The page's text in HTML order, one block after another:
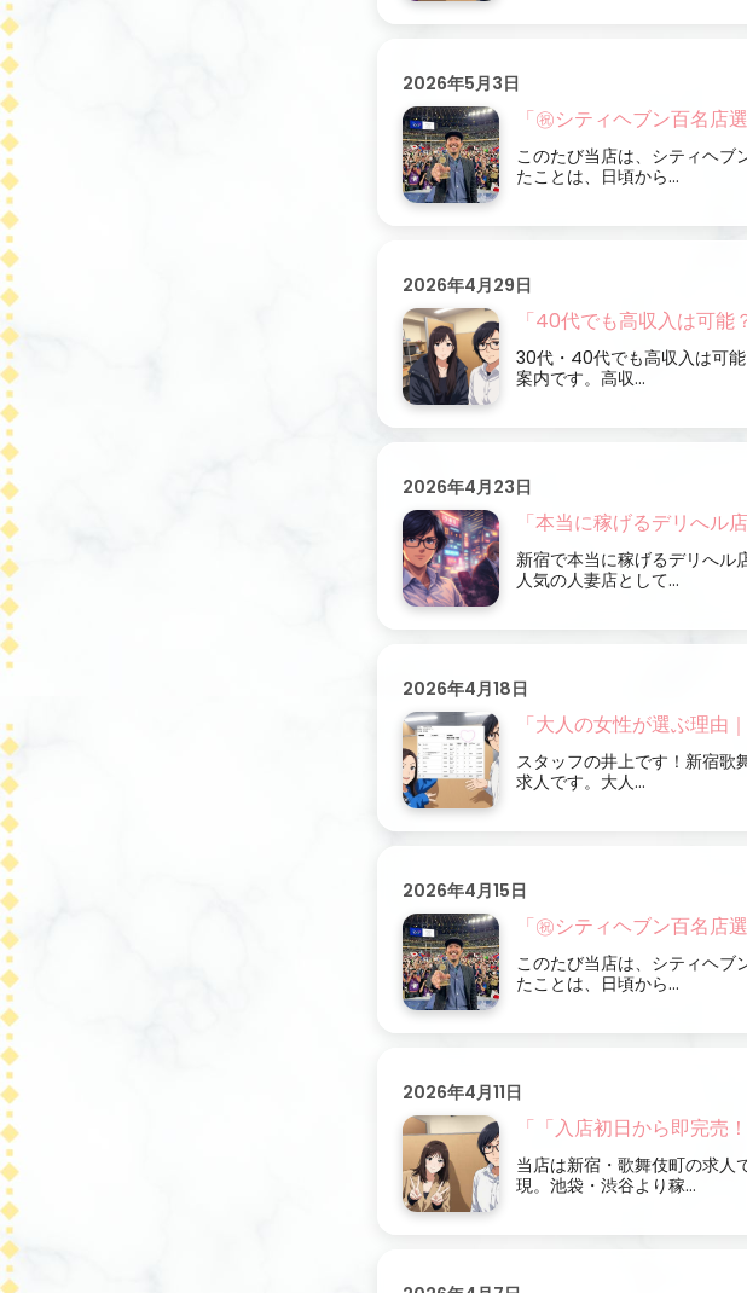
2026年5月3日
「㊗シティヘブン百名店
このたび当店は、シティヘブ
たことは、日頃から...
2026年4月29日
「40代でも高収入は可能
30代・40代でも高収入は可
案内です。高収...
2026年4月23日
「本当に稼げるデリへル
新宿で本当に稼げるデリへル
人気の人妻店として...
2026年4月18日
「大人の女性が選ぶ理由
スタッフの井上です！新宿
求人です。大人...
2026年4月15日
「㊗シティヘブン百名店
このたび当店は、シティヘブ
たことは、日頃から...
2026年4月11日
「「入店初日から即完売
当店は新宿・歌舞伎町の求人
現。池袋・渋谷より稼...